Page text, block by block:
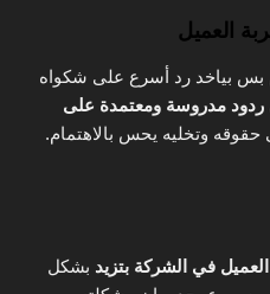
بس بياخد رد أسرع على شكواه
ردود مدروسة ومعتمدة على
وتخليه يحس بالاهتمام.
في الشركة بتزيد بشكل